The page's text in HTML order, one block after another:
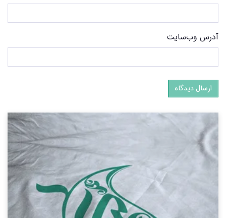
آدرس وب‌سایت
ارسال دیدگاه